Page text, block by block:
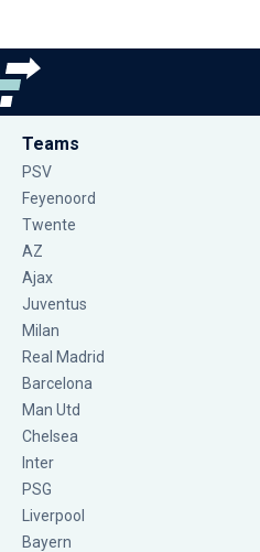
Teams
PSV
Feyenoord
Twente
AZ
Ajax
Juventus
Milan
Real Madrid
Barcelona
Man Utd
Chelsea
Inter
PSG
Liverpool
Bayern